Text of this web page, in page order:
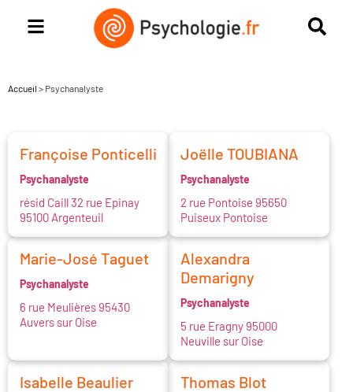
Accueil > Psychanalyste
Françoise Ponticelli
Psychanalyste
résid Caill 32 rue Epinay
95100 Argenteuil
Joëlle TOUBIANA
Psychanalyste
2 rue Pontoise 95650
Puiseux Pontoise
Marie-José Taguet
Psychanalyste
6 rue Meulières 95430
Auvers sur Oise
Alexandra
Demarigny
Psychanalyste
5 rue Eragny 95000
Neuville sur Oise
Isabelle Beaulier Thomas Blot